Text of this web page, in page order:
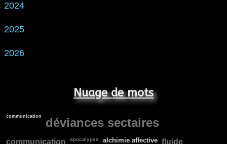
2024
2025
2026
Nuage de mots
communication déviances sectaires
communication apocalypse alchimie affective fluide